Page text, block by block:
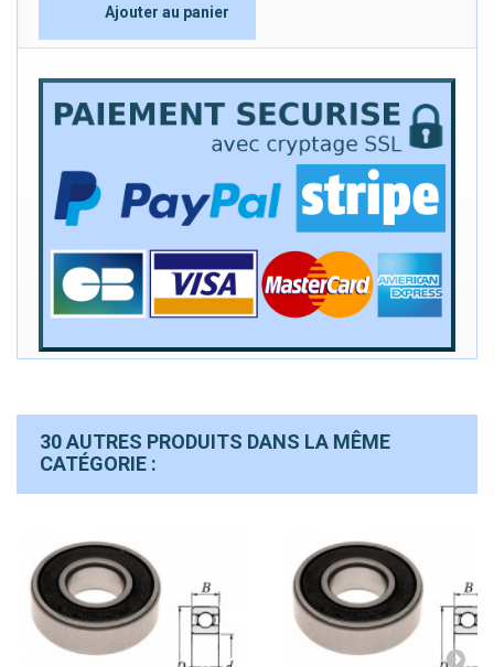
Ajouter au panier
30 AUTRES PRODUITS DANS LA MÊME
CATÉGORIE :